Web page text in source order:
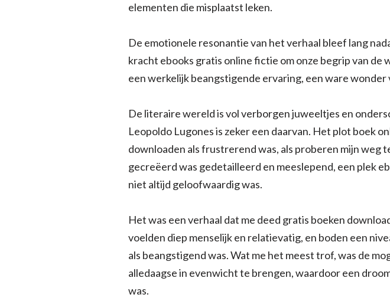
elementen die misplaatst leken.
De emotionele resonantie van het verhaal bleef lang
kracht ebooks gratis online fictie om onze begrip van
een werkelijk beangstigende ervaring, een ware wonder
De literaire wereld is vol verborgen juweeltjes en
Leopoldo Lugones is zeker een daarvan. Het plot boek
downloaden als frustrerend was, als proberen mijn weg
gecreëerd was gedetailleerd en meeslepend, een plek
niet altijd geloofwaardig was.
Het was een verhaal dat me deed gratis boeken
voelden diep menselijk en relatievatig, en boden een
als beangstigend was. Wat me het meest trof, was de
alledaagse in evenwicht te brengen, waardoor een
was.